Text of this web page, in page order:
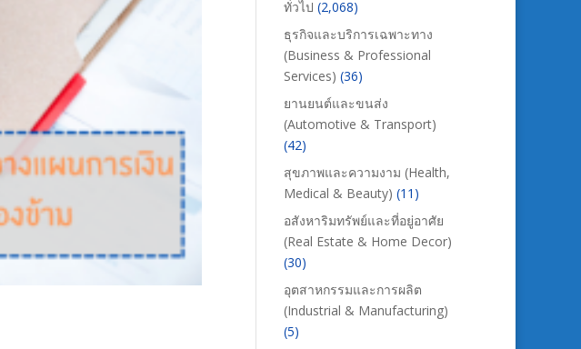
ทั่วไป (2,068)
ธุรกิจและบริการเฉพาะทาง
(Business & Professional
Services) (36)
ยานยนต์และขนส่ง
(Automotive & Transport)
(42)
สุขภาพและความงาม (Health,
Medical & Beauty) (11)
อสังหาริมทรัพย์และที่อยู่อาศัย
(Real Estate & Home Decor)
(30)
อุตสาหกรรมและการผลิต
(Industrial & Manufacturing)
(5)